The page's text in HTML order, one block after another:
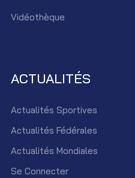
Vidéothèque
ACTUALITÉS
Actualités Sportives
Actualités Fédérales
Actualités Mondiales
Se Connecter